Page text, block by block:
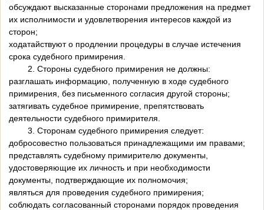
обсуждают высказанные сторонами предложения на предмет
их исполнимости и удовлетворения интересов каждой из
сторон;
ходатайствуют о продлении процедуры в случае истечения
срока судебного примирения.
2. Стороны судебного примирения не должны:
разглашать информацию, полученную в ходе судебного
примирения, без письменного согласия другой стороны;
затягивать судебное примирение, препятствовать
деятельности судебного примирителя.
3. Сторонам судебного примирения следует:
добросовестно пользоваться принадлежащими им правами;
представлять судебному примирителю документы,
удостоверяющие их личность и при необходимости
документы, подтверждающие их полномочия;
являться для проведения судебного примирения;
соблюдать согласованный сторонами порядок проведения